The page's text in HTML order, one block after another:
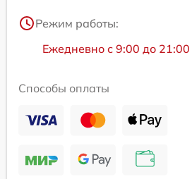
Режим работы:
Ежедневно с 9:00 до 21:00
Способы оплаты